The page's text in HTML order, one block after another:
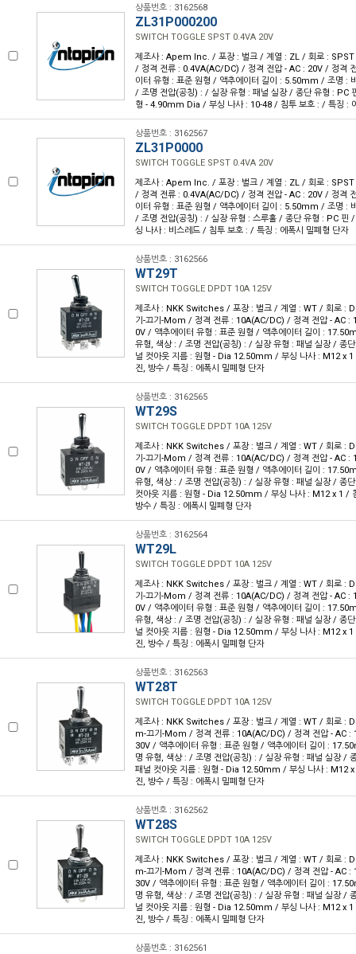
상품번호 : 3162568
ZL31P000200
SWITCH TOGGLE SPST 0.4VA 20V
제조사 : Apem Inc. / 포장 : 벌크 / 계열 : ZL / 회로 : SPST
/ 정격 전류 : 0.4VA(AC/DC) / 정격 전압 - AC : 20V / 정격
이터 유형 : 표준 원형 / 액추에이터 길이 : 5.50mm / 조명 :
/ 조명 전압(공칭) : / 실장 유형 : 패널 실장 / 종단 유형 : PC
형 - 4.90mm Dia / 부싱 나사 : 10-48 / 침투 보호 : / 특징 :
상품번호 : 3162567
ZL31P0000
SWITCH TOGGLE SPST 0.4VA 20V
제조사 : Apem Inc. / 포장 : 벌크 / 계열 : ZL / 회로 : SPST
/ 정격 전류 : 0.4VA(AC/DC) / 정격 전압 - AC : 20V / 정격
이터 유형 : 표준 원형 / 액추에이터 길이 : 5.50mm / 조명 :
/ 조명 전압(공칭) : / 실장 유형 : 스루홀 / 종단 유형 : PC 핀
싱 나사 : 비스레드 / 침투 보호 : / 특징 : 에폭시 밀폐형 단자
상품번호 : 3162566
WT29T
SWITCH TOGGLE DPDT 10A 125V
제조사 : NKK Switches / 포장 : 벌크 / 계열 : WT / 회로 :
기-끄기-Mom / 정격 전류 : 10A(AC/DC) / 정격 전압 - AC :
0V / 액추에이터 유형 : 표준 원형 / 액추에이터 길이 :
유형, 색상 : / 조명 전압(공칭) : / 실장 유형 : 패널 실장 / 종
널 컷아웃 지름 : 원형 - Dia 12.50mm / 부싱 나사 : M12 x
진, 방수 / 특징 : 에폭시 밀폐형 단자
상품번호 : 3162565
WT29S
SWITCH TOGGLE DPDT 10A 125V
제조사 : NKK Switches / 포장 : 벌크 / 계열 : WT / 회로 :
기-끄기-Mom / 정격 전류 : 10A(AC/DC) / 정격 전압 - AC :
0V / 액추에이터 유형 : 표준 원형 / 액추에이터 길이 :
유형, 색상 : / 조명 전압(공칭) : / 실장 유형 : 패널 실장 / 종
컷아웃 지름 : 원형 - Dia 12.50mm / 부싱 나사 : M12 x 1 /
방수 / 특징 : 에폭시 밀폐형 단자
상품번호 : 3162564
WT29L
SWITCH TOGGLE DPDT 10A 125V
제조사 : NKK Switches / 포장 : 벌크 / 계열 : WT / 회로 :
기-끄기-Mom / 정격 전류 : 10A(AC/DC) / 정격 전압 - AC :
0V / 액추에이터 유형 : 표준 원형 / 액추에이터 길이 :
유형, 색상 : / 조명 전압(공칭) : / 실장 유형 : 패널 실장 / 종
널 컷아웃 지름 : 원형 - Dia 12.50mm / 부싱 나사 : M12 x
진, 방수 / 특징 : 에폭시 밀폐형 단자
상품번호 : 3162563
WT28T
SWITCH TOGGLE DPDT 10A 125V
제조사 : NKK Switches / 포장 : 벌크 / 계열 : WT / 회로 :
m-끄기-Mom / 정격 전류 : 10A(AC/DC) / 정격 전압 - AC :
30V / 액추에이터 유형 : 표준 원형 / 액추에이터 길이 :
명 유형, 색상 : / 조명 전압(공칭) : / 실장 유형 : 패널 실장 /
패널 컷아웃 지름 : 원형 - Dia 12.50mm / 부싱 나사 : M12
진, 방수 / 특징 : 에폭시 밀폐형 단자
상품번호 : 3162562
WT28S
SWITCH TOGGLE DPDT 10A 125V
제조사 : NKK Switches / 포장 : 벌크 / 계열 : WT / 회로 :
m-끄기-Mom / 정격 전류 : 10A(AC/DC) / 정격 전압 - AC :
30V / 액추에이터 유형 : 표준 원형 / 액추에이터 길이 :
명 유형, 색상 : / 조명 전압(공칭) : / 실장 유형 : 패널 실장 /
널 컷아웃 지름 : 원형 - Dia 12.50mm / 부싱 나사 : M12 x
진, 방수 / 특징 : 에폭시 밀폐형 단자
상품번호 : 3162561